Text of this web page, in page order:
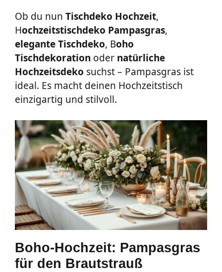
Ob du nun Tischdeko Hochzeit,
Hochzeitstischdeko Pampasgras,
elegante Tischdeko, Boho
Tischdekoration oder natürliche
Hochzeitsdeko suchst – Pampasgras ist
ideal. Es macht deinen Hochzeitstisch
einzigartig und stilvoll.
Boho-Hochzeit: Pampasgras
für den Brautstrauß